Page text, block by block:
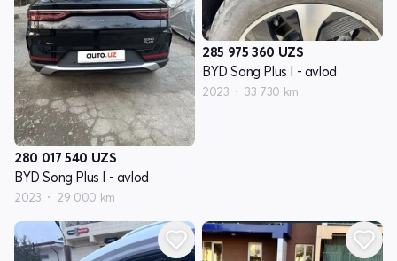
280 017 540 UZS
BYD Song Plus I - avlod
2023 29 000 km
285 975 360 UZS
BYD Song Plus I - avlod
2023 33 730 km